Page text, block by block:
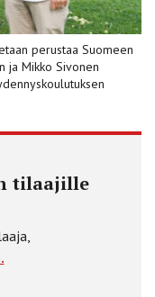
perustaa Suomeen
ja Mikko Sivonen
tilaajille